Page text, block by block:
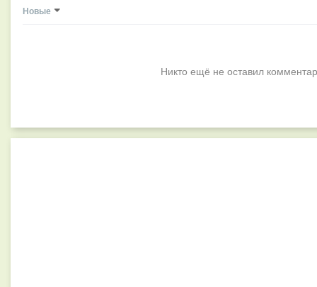
Новые
Никто ещё не оставил